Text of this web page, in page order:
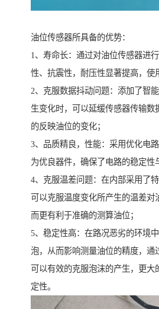
油位传感器所具备的优势：
1、寿命长：通过对油位传感器进
性、抗震性，耐压性显著提高，使
2、克服数据抖动问题：添加了智
生变化时，可以延缓传感器传输数
的反映油位的变化；
3、品质精良，性能：采用优化电
为优良器件，确保了电路的稳定性
4、克服温差问题：在内部采用了
可以克服温度变化所产生的温差对
而更有利于准确的测算油位；
5、稳定性高：在路况恶劣的环境
泡，从而影响测量油位的精度，通
可以有效的克服泡沫的产生，更大
定性。